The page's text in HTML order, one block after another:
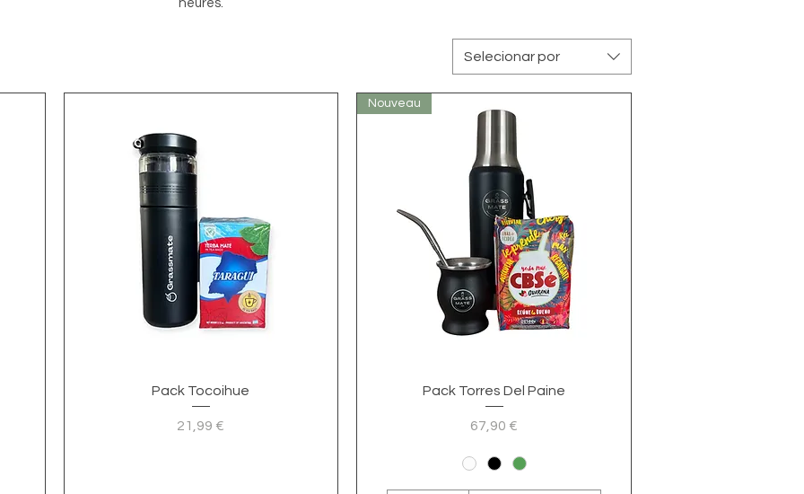
heures.
Selecionar por
Visualização rápida
Pack Tocoihue
Preço
21,99 €
Visualização rápida
Nouveau
Pack Torres Del Paine
Preço
67,90 €